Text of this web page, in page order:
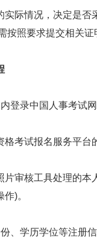
情况，决定是否
按照要求提交相关
录中国人事考试网
考试报名服务平台
核工具处理的本
)。
学历学位等注册信